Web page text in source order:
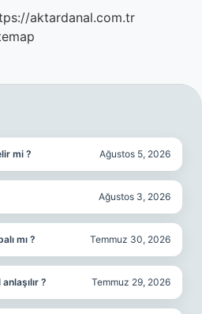
aktardanal.com.tr
mi ? Ağustos 5, 2026
Ağustos 3, 2026
mı ? Temmuz 30, 2026
? Temmuz 29, 2026